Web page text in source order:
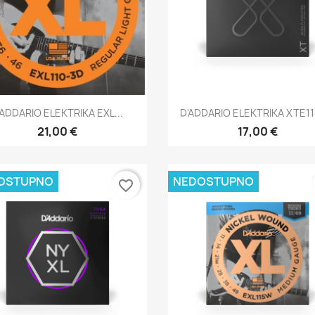
Brzi pregled
ELEKTRIKA EXL...
21,00 €
Brzi pregled
D'ADDARIO ELEKTRIKA
17,00 €
favorite_border NEDOSTUPNO